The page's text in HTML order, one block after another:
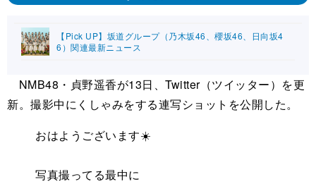
【Pick UP】坂道グループ（乃木坂46、櫻坂46、日向坂4
6）関連最新ニュース
NMB48・貞野遥香が13日、Twitter（ツイッター）を更
新。撮影中にくしゃみをする連写ショットを公開した。
おはようございます☀️
写真撮ってる最中に